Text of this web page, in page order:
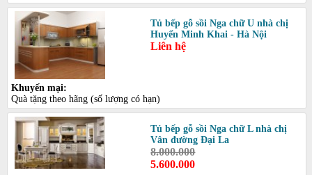
Tủ bếp gỗ sồi Nga chữ U nhà chị
Huyển Minh Khai - Hà Nội
Liên hệ
Khuyến mại:
Quà tặng theo hãng (số lượng có hạn)
Tủ bếp gỗ sồi Nga chữ L nhà chị
Vân đường Đại La
8.000.000
5.600.000